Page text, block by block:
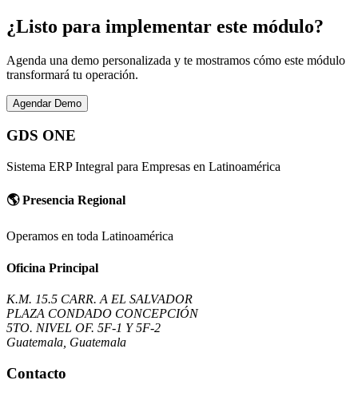
¿Listo para implementar este módulo?
Agenda una demo personalizada y te mostramos cómo este módulo
transformará tu operación.
Agendar Demo
GDS ONE
Sistema ERP Integral para Empresas en Latinoamérica
🌎 Presencia Regional
Operamos en toda Latinoamérica
Oficina Principal
K.M. 15.5 CARR. A EL SALVADOR
PLAZA CONDADO CONCEPCIÓN
5TO. NIVEL OF. 5F-1 Y 5F-2
Guatemala, Guatemala
Contacto